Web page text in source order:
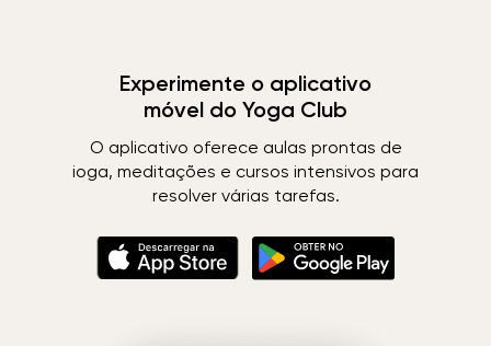
Experimente o aplicativo
móvel do Yoga Club
O aplicativo oferece aulas prontas de
ioga, meditações e cursos intensivos para
resolver várias tarefas.